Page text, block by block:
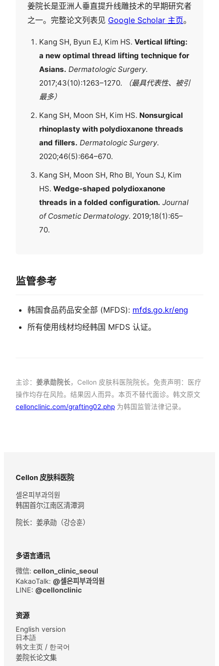
姜院长是亚洲人垂直提升线雕技术的早期研究者
之一。完整论文列表见 Google Scholar 主页。
Kang SH, Byun EJ, Kim HS. Vertical lifting:
a new optimal thread lifting technique for
Asians. Dermatologic Surgery.
2017;43(10):1263–1270.
（最具代表性、被引
最多）
Kang SH, Moon SH, Kim HS. Nonsurgical
rhinoplasty with polydioxanone threads
and fillers. Dermatologic Surgery.
2020;46(5):664–670.
Kang SH, Moon SH, Rho BI, Youn SJ, Kim
HS. Wedge-shaped polydioxanone
threads in a folded configuration. Journal
of Cosmetic Dermatology. 2019;18(1):65–
70.
监管参考
韩国食品药品安全部 (MFDS): mfds.go.kr/eng
所有使用线材均经韩国 MFDS 认证。
主诊： 姜承勋院长，Cellon 皮肤科医院院长。免责声明：医疗
操作均存在风险。结果因人而异。本页不替代面诊。韩文原文
cellonclinic.com/grafting02.php 为韩国监管法律记录。
Cellon 皮肤科医院
셀온피부과의원
韩国首尔江南区清潭洞
院长： 姜承勋（강승훈）
多语言通讯
微信: cellon_clinic_seoul
KakaoTalk: @셀온피부과의원
LINE: @cellonclinic
资源
English version
日本語
韩文主页 / 한국어
姜院长论文集